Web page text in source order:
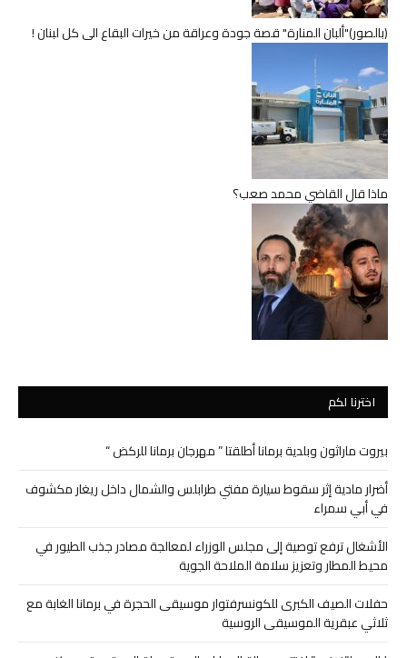
(بالصور)"ألبان المنارة" قصة جودة وعراقة من خيرات البقاع الى كل لبنان !
ماذا قال القاضي محمد صعب؟
اخترنا لكم
بيروت ماراثون وبلدية برمانا أطلقتا ” مهرجان برمانا للركض “
أضرار مادية إثر سقوط سيارة مفتي طرابلس والشمال داخل ريغار مكشوف
في أبي سمراء
الأشغال ترفع توصية إلى مجلس الوزراء لمعالجة مصادر جذب الطيور في
محيط المطار وتعزيز سلامة الملاحة الجوية
حفلات الصيف الكبرى للكونسرفتوار موسيقى الحجرة في برمانا الغابة مع
ثلاثي عبقرية الموسيقى الروسية